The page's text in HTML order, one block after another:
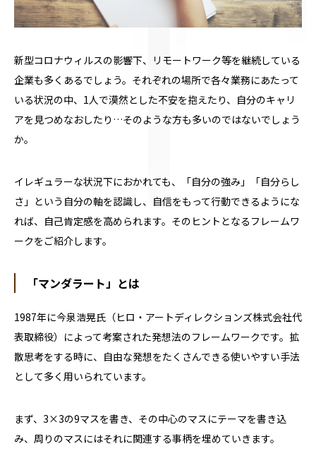
新型コロナウィルスの影響下、リモートワーク等を継続している
企業も多くあるでしょう。それぞれの場所で各々業務にあたって
いる状況の中、 1人で漠然とした不安を抱えたり、自分のキャリ
アを見つめなおしたり…そのような方も多いのではないでしょう
か。
イレギュラーな状況下におかれても、「自分の強み」「自分らし
さ」という自分の軸を認識し、自信をもって行動できるようにな
れば、自己肯定感を高められます。そのヒントとなるフレームワ
ークをご紹介します。
「マンダラート」とは
1987年に今泉浩晃氏（ヒロ・アートディレクションズ株式会社代
表取締役）によって考案された発想法のフレームワークです。拡
散思考をする時に、自由な発想をたくさんできる使いやすい手法
として多く用いられています。
まず、 3×3の9マスを書き、その中心のマスにテーマを書き込
み、周りのマスにはそれに関連する事柄を埋めていきます。